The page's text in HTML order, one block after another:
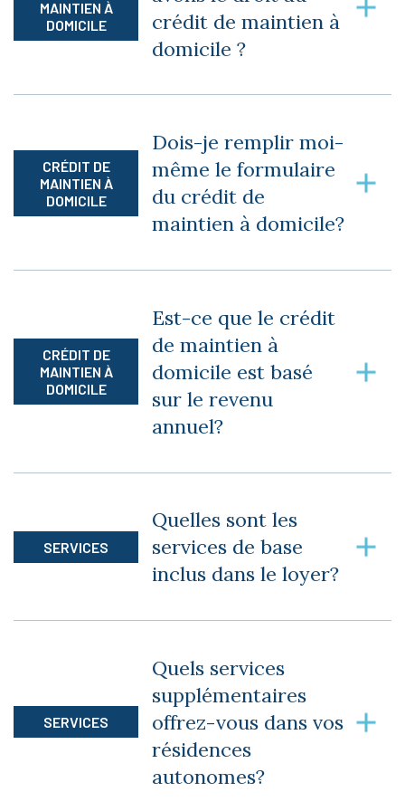
effectuer une visite et il nous fera plaisir de
discuter avec vous.
MAINTIEN À
DOMICILE
crédit de maintien à
domicile ?
CRÉDIT DE
MAINTIEN À
DOMICILE
Dois-je remplir moi-
même le formulaire
du crédit de
maintien à domicile?
les documents afin que nous puissions
l’acheminer par la poste.
CRÉDIT DE
MAINTIEN À
DOMICILE
Est-ce que le crédit
de maintien à
domicile est basé
sur le revenu
annuel?
SERVICES
Quelles sont les
services de base
inclus dans le loyer?
Électricité et chauffage
Climatisation (dans certaines bâtisses)
Entretien ménager une fois par semaine
SERVICES
Quels services
supplémentaires
offrez-vous dans vos
résidences
autonomes?